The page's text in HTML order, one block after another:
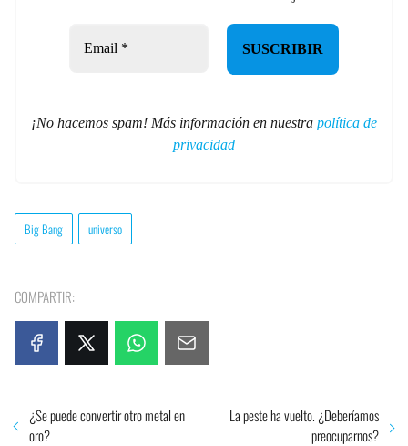
¡No hacemos spam! Más información en nuestra política de
privacidad
Big Bang universo
COMPARTIR:
¿Se puede convertir otro metal en
oro?
La peste ha vuelto. ¿Deberíamos
preocuparnos?